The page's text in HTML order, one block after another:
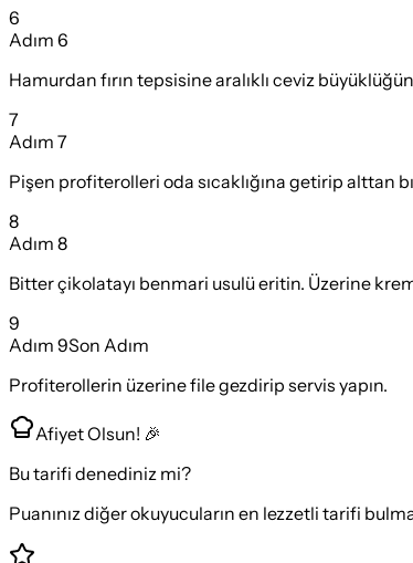
6
Adım 6
Hamurdan fırın tepsisine aralıklı ceviz
7
Adım 7
Pişen profiterolleri oda sıcaklığına getirip alttan
8
Adım 8
Bitter çikolatayı benmari usulü eritin. Üzerine
9
Adım 9Son Adım
Profiterollerin üzerine file gezdirip servis yapın.
Afiyet Olsun! 🎉
Bu tarifi denediniz mi?
Puanınız diğer okuyucuların en lezzetli tarifi